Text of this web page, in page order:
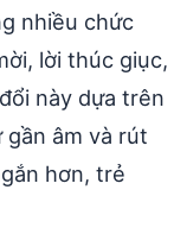
nhiều chức
lời thúc giục,
này dựa trên
gần âm và rút
hơn, trẻ